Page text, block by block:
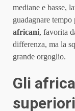
mediane e basse,
guadagnare
africani, favorita
differenza, ma la
grande orgoglio.
Gli